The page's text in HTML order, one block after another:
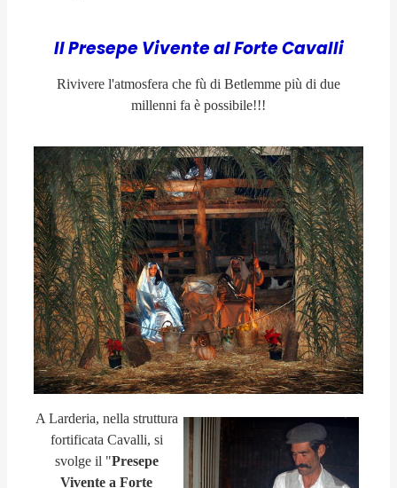
Il Presepe Vivente al Forte Cavalli
Rivivere l'atmosfera che fù di Betlemme più di due
millenni fa è possibile!!!
A Larderia, nella struttura
fortificata Cavalli, si
svolge il "Presepe
Vivente a Forte